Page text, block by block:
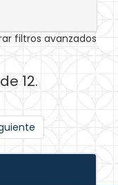
filtros avanzados
12.